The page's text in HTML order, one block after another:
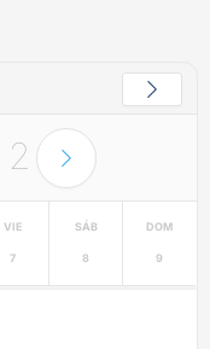
2
VIE
7
SÁB
8
DOM
9